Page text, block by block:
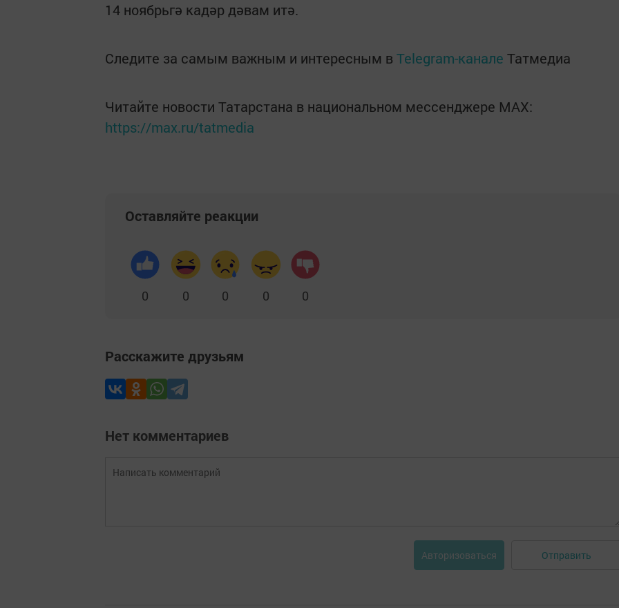
14 ноябрьгә кадәр дәвам итә.
Следите за самым важным и интересным в Telegram-канале Татмедиа
Читайте новости Татарстана в национальном мессенджере MАХ:
https://max.ru/tatmedia
Оставляйте реакции
0 0 0 0 0
Расскажите друзьям
Нет комментариев
Авторизоваться Отправить